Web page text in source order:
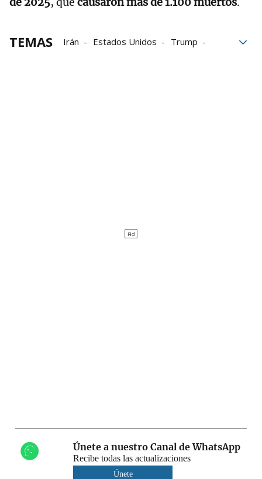
TEMAS Irán Estados Unidos
Trump
Únete a nuestro Canal de WhatsApp
Recibe todas las actualizaciones
Únete